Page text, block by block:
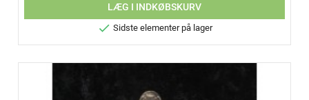
LÆG I INDKØBSKURV
 Sidste elementer på lager